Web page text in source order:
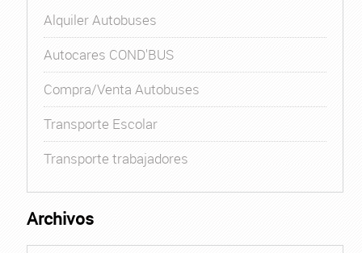
Alquiler Autobuses
Autocares COND'BUS
Compra/Venta Autobuses
Transporte Escolar
Transporte trabajadores
Archivos